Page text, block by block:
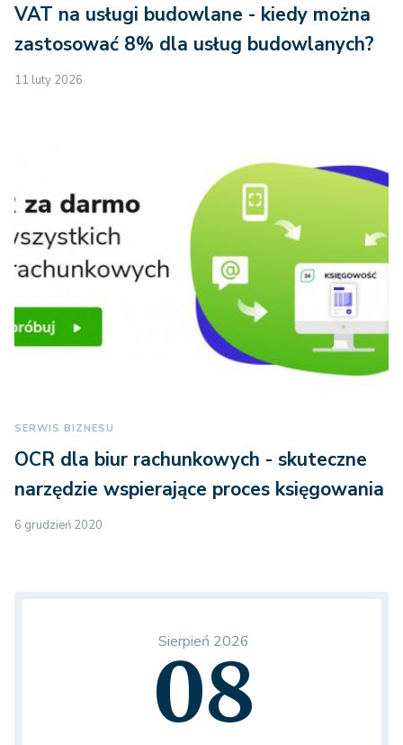
VAT na usługi budowlane - kiedy można
zastosować 8% dla usług budowlanych?
11 luty 2026
SERWIS BIZNESU
OCR dla biur rachunkowych - skuteczne
narzędzie wspierające proces księgowania
6 grudzień 2020
Sierpień 2026
08